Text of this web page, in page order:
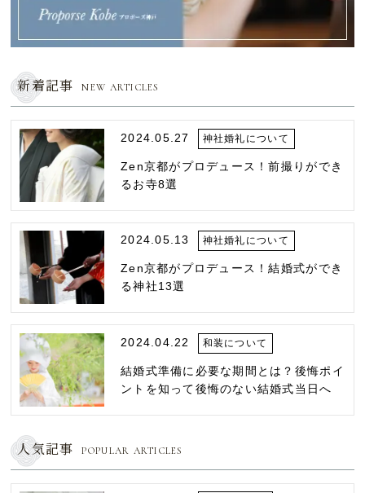
新着記事 NEW ARTICLES
2024.05.27 神社婚礼について
Zen京都がプロデュース！前撮りができ
るお寺8選
2024.05.13 神社婚礼について
Zen京都がプロデュース！結婚式ができ
る神社13選
2024.04.22 和装について
結婚式準備に必要な期間とは？後悔ポイ
ントを知って後悔のない結婚式当日へ
人気記事 POPULAR ARTICLES